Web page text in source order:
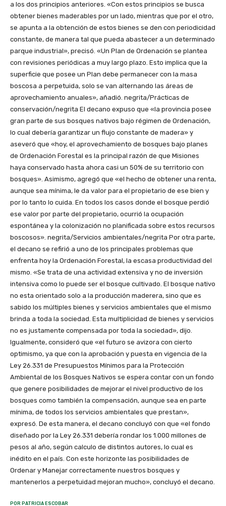
a los dos principios anteriores. «Con estos principios se busca
obtener bienes maderables por un lado, mientras que por el otro,
se apunta a la obtención de estos bienes se den con periodicidad
constante, de manera tal que pueda abastecer a un determinado
parque industrial», precisó. «Un Plan de Ordenación se plantea
con revisiones periódicas a muy largo plazo. Esto implica que la
superficie que posee un Plan debe permanecer con la masa
boscosa a perpetuida, solo se van alternando las áreas de
aprovechamiento anuales», añadió. negrita/Prácticas de
conservación/negrita El decano expuso que «la provincia posee
gran parte de sus bosques nativos bajo régimen de Ordenación,
lo cual debería garantizar un flujo constante de madera» y
aseveró que «hoy, el aprovechamiento de bosques bajo planes
de Ordenación Forestal es la principal razón de que Misiones
haya conservado hasta ahora casi un 50% de su territorio con
bosques». Asimismo, agregó que «el hecho de obtener una renta,
aunque sea mínima, le da valor para el propietario de ese bien y
por lo tanto lo cuida. En todos los casos donde el bosque perdió
ese valor por parte del propietario, ocurrió la ocupación
espontánea y la colonización no planificada sobre estos recursos
boscosos». negrita/Servicios ambientales/negrita Por otra parte,
el decano se refirió a uno de los principales problemas que
enfrenta hoy la Ordenación Forestal, la escasa productividad del
mismo. «Se trata de una actividad extensiva y no de inversión
intensiva como lo puede ser el bosque cultivado. El bosque nativo
no esta orientado solo a la producción maderera, sino que es
sabido los múltiples bienes y servicios ambientales que el mismo
brinda a toda la sociedad. Esta multiplicidad de bienes y servicios
no es justamente compensada por toda la sociedad», dijo.
Igualmente, consideró que «el futuro se avizora con cierto
optimismo, ya que con la aprobación y puesta en vigencia de la
Ley 26.331 de Presupuestos Mínimos para la Protección
Ambiental de los Bosques Nativos se espera contar con un fondo
que genere posibilidades de mejorar el nivel productivo de los
bosques como también la compensación, aunque sea en parte
mínima, de todos los servicios ambientales que prestan»,
expresó. De esta manera, el decano concluyó con que «el fondo
diseñado por la Ley 26.331 debería rondar los 1.000 millones de
pesos al año, según calculo de distintos autores, lo cual es
inédito en el país. Con este horizonte las posibilidades de
Ordenar y Manejar correctamente nuestros bosques y
mantenerlos a perpetuidad mejoran mucho», concluyó el decano.
POR PATRICIA ESCOBAR